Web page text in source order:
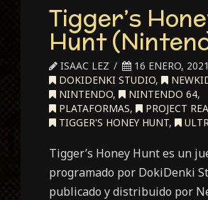
Tigger’s
Hunt
ISAAC LEZ
16 ENERO, 2021
DOKIDENKI STUDIO,
NINTENDO, NINTENDO 64,
PLATAFORMAS, PROJECT
TIGGER'S HONEY HUNT,
Tigger’s Honey Hunt es un
programado por DokiDenki
publicado y distribuido por